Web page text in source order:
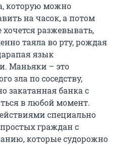
которую можно
на часок, а потом
хочется разжевывать,
таяла во рту, рождая
язык
Маньяки – это
зла по соседству,
закатанная банка с
в любой момент.
специально
граждан с
которые судорожно